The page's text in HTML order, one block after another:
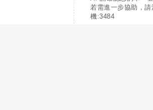
若需進一步協助，
機:3484